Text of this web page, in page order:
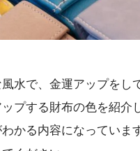
水で、金運アップをし
プする財布の色を紹介
かる内容になっていま